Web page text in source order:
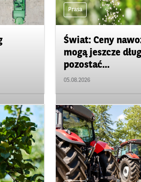
Prasa
Świat: Ceny
mogą jeszcze
pozostać...
05.08.2026